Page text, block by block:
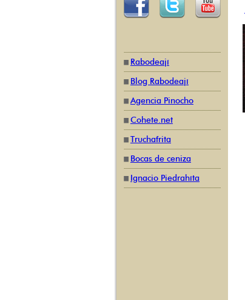
Rabodeají
Blog Rabodeají
Agencia Pinocho
Cohete.net
Truchafrita
Bocas de ceniza
Ignacio Piedrahíta